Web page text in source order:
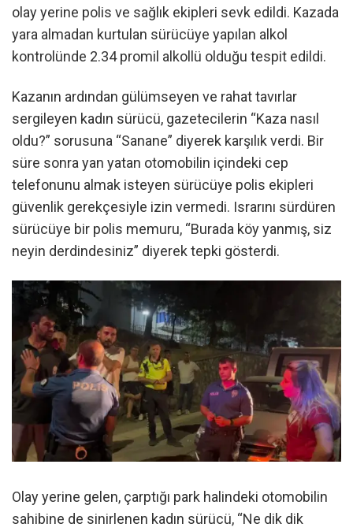
olay yerine polis ve sağlık ekipleri sevk edildi. Kazada
yara almadan kurtulan sürücüye yapılan alkol
kontrolünde 2.34 promil alkollü olduğu tespit edildi.
Kazanın ardından gülümseyen ve rahat tavırlar
sergileyen kadın sürücü, gazetecilerin “Kaza nasıl
oldu?” sorusuna “Sanane” diyerek karşılık verdi. Bir
süre sonra yan yatan otomobilin içindeki cep
telefonunu almak isteyen sürücüye polis ekipleri
güvenlik gerekçesiyle izin vermedi. Israrını sürdüren
sürücüye bir polis memuru, “Burada köy yanmış, siz
neyin derdindesiniz” diyerek tepki gösterdi.
Olay yerine gelen, çarptığı park halindeki otomobilin
sahibine de sinirlenen kadın sürücü, “Ne dik dik